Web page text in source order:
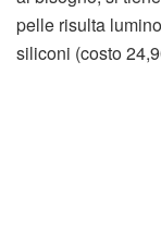
pelle risulta
siliconi (costo